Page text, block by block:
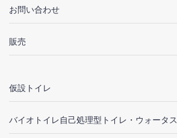
お問い合わせ
販売
仮設トイレ
バイオトイレ自己処理型トイレ・ウォータス